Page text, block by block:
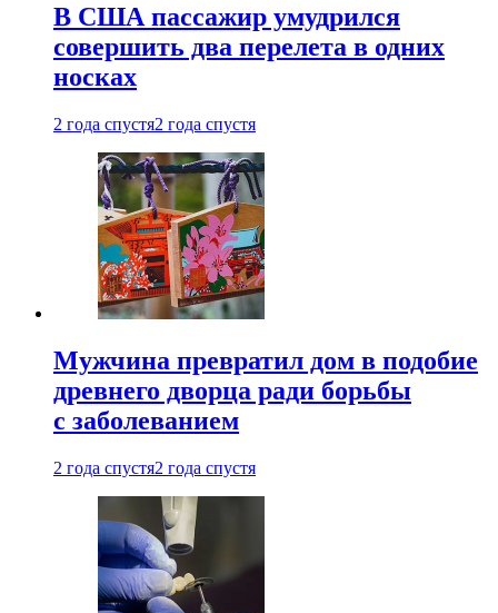
В США пассажир умудрился
совершить два перелета в одних
носках
2 года спустя2 года спустя
Мужчина превратил дом в подобие
древнего дворца ради борьбы
с заболеванием
2 года спустя2 года спустя